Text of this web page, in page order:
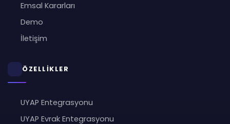
Emsal Kararları
Demo
İletişim
ÖZELLİKLER
UYAP Entegrasyonu
UYAP Evrak Entegrasyonu